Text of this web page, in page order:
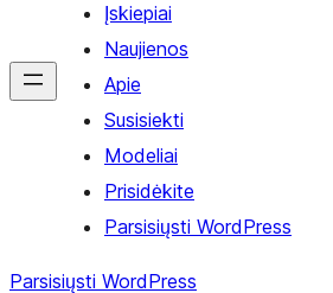
Įskiepiai
Naujienos
Apie
Susisiekti
Modeliai
Prisidėkite
Parsisiųsti WordPress
Parsisiųsti WordPress